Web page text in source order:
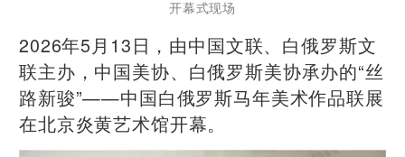
开幕式现场
2026年5月13日，由中国文联、白俄罗斯文
联主办，中国美协、白俄罗斯美协承办的“丝
路新骏”——中国白俄罗斯马年美术作品联展
在北京炎黄艺术馆开幕。